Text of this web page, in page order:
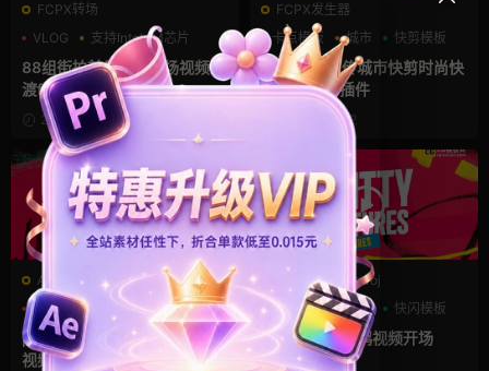
FCPX转场
VLOG
支持Intel+M芯片
电影风模板
88组街拍前景遮挡转场视频过
渡fcpx转场插件
2025-05-15
FCPX发生器
卡点模板
城市 快剪模板
32秒活动宣传城市快剪时尚快
闪模板fcpx插件
2025-05-02
AE模板
手绘风
故障特效 涂鸦
pr视频模板 街头涂鸦纹理标题
视频开场
PR工程模板prproj
卡点模板
嘻哈 快闪模板
pr片头 手绘涂鸦视频开场